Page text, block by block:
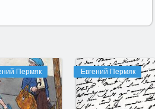
Пермяк Евгений Пермяк